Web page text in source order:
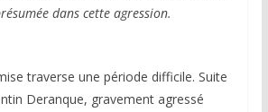
dans cette agression.
traverse une période difficile. Suite
Deranque, gravement agressé